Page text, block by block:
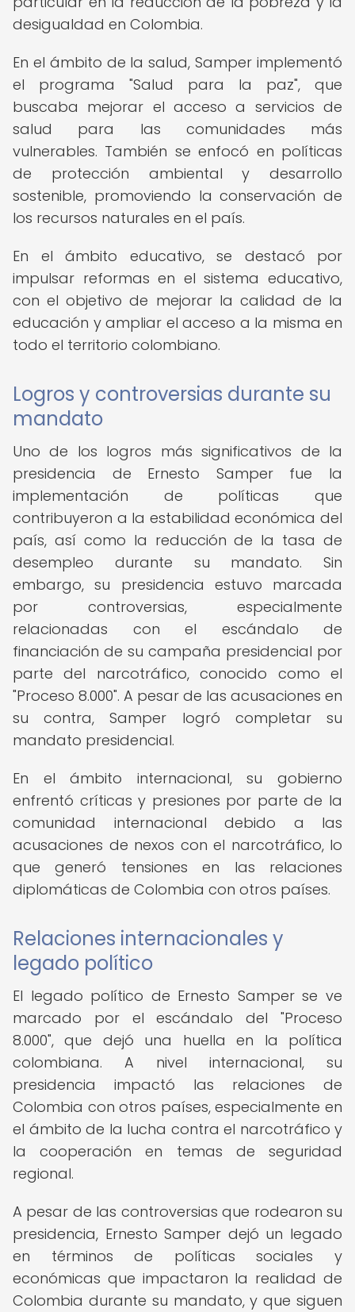
desigualdad en Colombia.
En el ámbito de la salud, Samper implementó
el programa "Salud para la paz", que
buscaba mejorar el acceso a servicios de
salud para las comunidades más
vulnerables. También se enfocó en políticas
de protección ambiental y desarrollo
sostenible, promoviendo la conservación de
los recursos naturales en el país.
En el ámbito educativo, se destacó por
impulsar reformas en el sistema educativo,
con el objetivo de mejorar la calidad de la
educación y ampliar el acceso a la misma en
todo el territorio colombiano.
Logros y controversias durante su
mandato
Uno de los logros más significativos de la
presidencia de Ernesto Samper fue la
implementación de políticas que
contribuyeron a la estabilidad económica del
país, así como la reducción de la tasa de
desempleo durante su mandato. Sin
embargo, su presidencia estuvo marcada
por controversias, especialmente
relacionadas con el escándalo de
financiación de su campaña presidencial por
parte del narcotráfico, conocido como el
"Proceso 8.000". A pesar de las acusaciones en
su contra, Samper logró completar su
mandato presidencial.
En el ámbito internacional, su gobierno
enfrentó críticas y presiones por parte de la
comunidad internacional debido a las
acusaciones de nexos con el narcotráfico, lo
que generó tensiones en las relaciones
diplomáticas de Colombia con otros países.
Relaciones internacionales y
legado político
El legado político de Ernesto Samper se ve
marcado por el escándalo del "Proceso
8.000", que dejó una huella en la política
colombiana. A nivel internacional, su
presidencia impactó las relaciones de
Colombia con otros países, especialmente en
el ámbito de la lucha contra el narcotráfico y
la cooperación en temas de seguridad
regional.
A pesar de las controversias que rodearon su
presidencia, Ernesto Samper dejó un legado
en términos de políticas sociales y
económicas que impactaron la realidad de
Colombia durante su mandato, y que siguen